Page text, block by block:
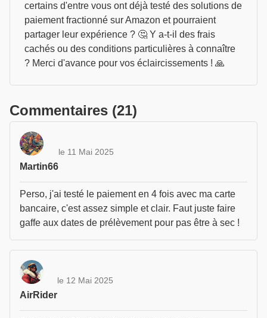
certains d'entre vous ont déjà testé des solutions de
paiement fractionné sur Amazon et pourraient
partager leur expérience ? 🤔 Y a-t-il des frais
cachés ou des conditions particulières à connaître
? Merci d'avance pour vos éclaircissements ! 🙏
Commentaires (21)
Martin66
le 11 Mai 2025
Perso, j'ai testé le paiement en 4 fois avec ma carte
bancaire, c'est assez simple et clair. Faut juste faire
gaffe aux dates de prélèvement pour pas être à sec !
AirRider
le 12 Mai 2025